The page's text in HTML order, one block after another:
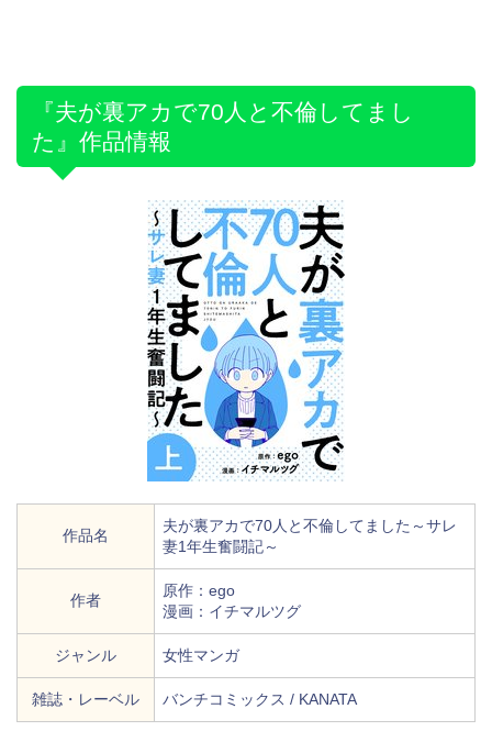
『夫が裏アカで70人と不倫してまし
た』作品情報
作品名
夫が裏アカで70人と不倫してました～サレ
妻1年生奮闘記～
作者
原作：ego
漫画：イチマルツグ
ジャンル 女性マンガ
雑誌・レーベル バンチコミックス / KANATA